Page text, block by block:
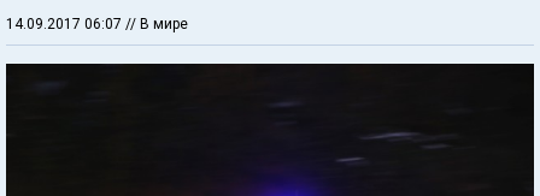
14.09.2017 06:07 // В мире